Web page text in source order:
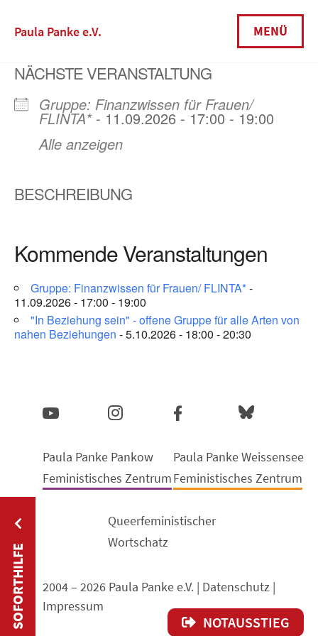
NOTAUSSTIEG
Paula Panke e.V. MENÜ
NÄCHSTE VERANSTALTUNG
Gruppe: Finanzwissen für Frauen/
FLINTA*- 11.09.2026 - 17:00 - 19:00
Alle anzeigen
BESCHREIBUNG
Kommende Veranstaltungen
Gruppe: Finanzwissen für Frauen/ FLINTA*-
11.09.2026 - 17:00 - 19:00
"In Beziehung sein" - offene Gruppe für alle Arten von
nahen Beziehungen - 5.10.2026 - 18:00 - 20:30
2004 – 2026 Paula Panke e.V. | Datenschutz |
Impressum
Paula Panke Pankow
Feministisches Zentrum
Paula Panke Weissensee
Feministisches Zentrum
Queerfeministischer
Wortschatz
SOFORTHILFE